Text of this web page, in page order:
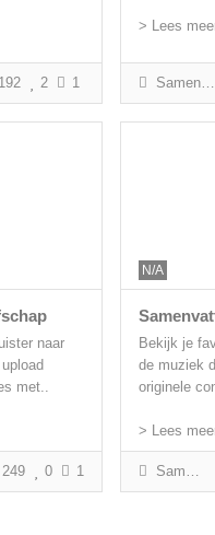
192 2 1
> Lees
Samenvatting
naar
met..
249 0 1
N/A
Bekijk je
de muziek
originele
> Lees
Samenvatting